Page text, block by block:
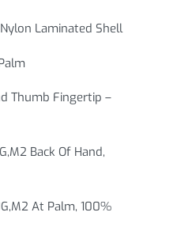
Laminated Shell
Thumb Fingertip –
Back Of Hand,
At Palm, 100%